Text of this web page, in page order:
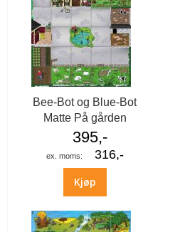
Bee-Bot og Blue-Bot
Matte På gården
395,-
316,-
Kjøp